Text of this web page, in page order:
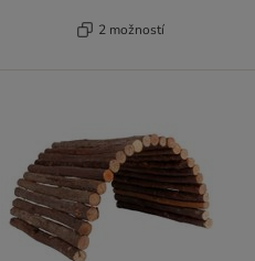
2 možností